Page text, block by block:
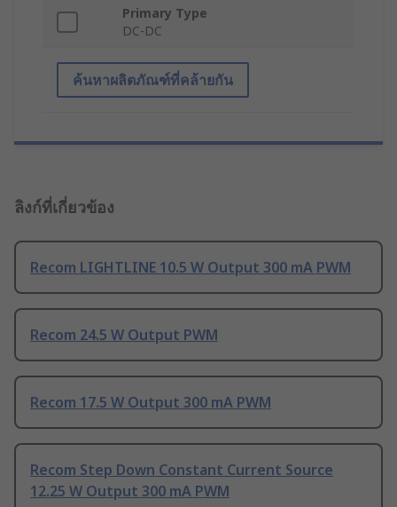
Primary Type
DC-DC
ค้นหาผลิตภัณฑ์ที่คล้ายกัน
ลิงก์ที่เกี่ยวข้อง
Recom LIGHTLINE 10.5 W Output 300 mA PWM
Recom 24.5 W Output PWM
Recom 17.5 W Output 300 mA PWM
Recom Step Down Constant Current Source
12.25 W Output 300 mA PWM